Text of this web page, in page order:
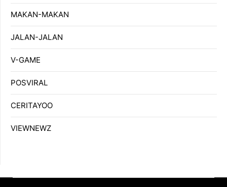
MAKAN-MAKAN
JALAN-JALAN
V-GAME
POSVIRAL
CERITAYOO
VIEWNEWZ